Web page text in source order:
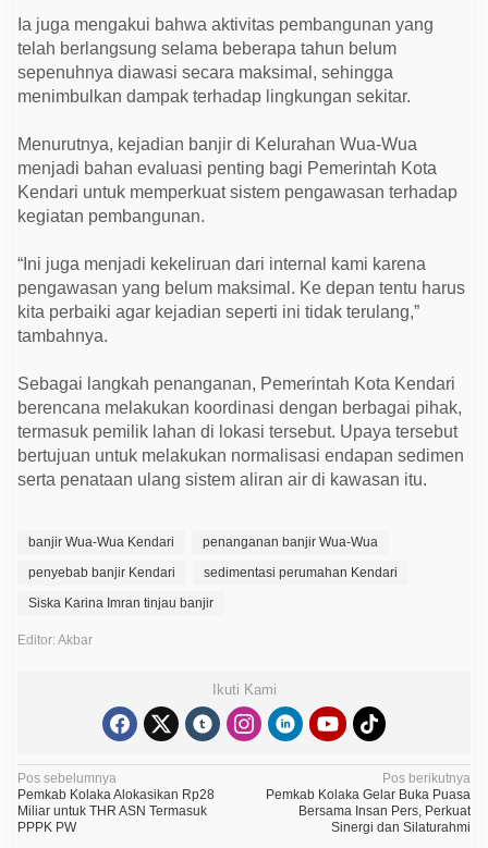
Ia juga mengakui bahwa aktivitas pembangunan yang
telah berlangsung selama beberapa tahun belum
sepenuhnya diawasi secara maksimal, sehingga
menimbulkan dampak terhadap lingkungan sekitar.
Menurutnya, kejadian banjir di Kelurahan Wua-Wua
menjadi bahan evaluasi penting bagi Pemerintah Kota
Kendari untuk memperkuat sistem pengawasan terhadap
kegiatan pembangunan.
“Ini juga menjadi kekeliruan dari internal kami karena
pengawasan yang belum maksimal. Ke depan tentu harus
kita perbaiki agar kejadian seperti ini tidak terulang,”
tambahnya.
Sebagai langkah penanganan, Pemerintah Kota Kendari
berencana melakukan koordinasi dengan berbagai pihak,
termasuk pemilik lahan di lokasi tersebut. Upaya tersebut
bertujuan untuk melakukan normalisasi endapan sedimen
serta penataan ulang sistem aliran air di kawasan itu.
banjir Wua-Wua Kendari
penanganan banjir Wua-Wua
penyebab banjir Kendari
sedimentasi perumahan Kendari
Siska Karina Imran tinjau banjir
Editor: Akbar
Ikuti Kami
N
a
v
Pos sebelumnya
Pemkab Kolaka Alokasikan Rp28
Miliar untuk THR ASN Termasuk
PPPK PW
Pos berikutnya
Pemkab Kolaka Gelar Buka Puasa
Bersama Insan Pers, Perkuat
Sinergi dan Silaturahmi